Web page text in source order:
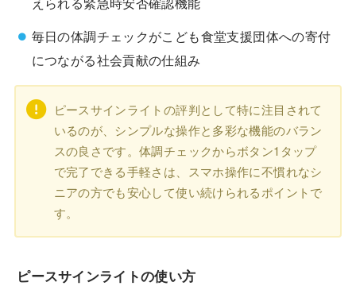
毎日の体調チェックがこども食堂支援団体への寄付
につながる社会貢献の仕組み
ピースサインライトの評判として特に注目されて
いるのが、シンプルな操作と多彩な機能のバラン
スの良さです。体調チェックからボタン1タップ
で完了できる手軽さは、スマホ操作に不慣れなシ
ニアの方でも安心して使い続けられるポイントで
す。
ピースサインライトの使い方